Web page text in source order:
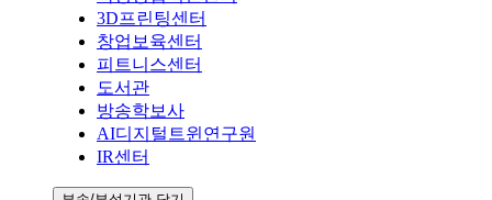
3D프린팅센터
창업보육센터
피트니스센터
도서관
방송학보사
AI디지털트윈연구원
IR센터